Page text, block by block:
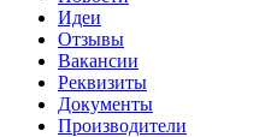
Идеи
Отзывы
Вакансии
Реквизиты
Документы
Производители